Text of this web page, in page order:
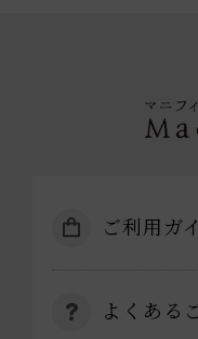
ご利用ガ
よくある